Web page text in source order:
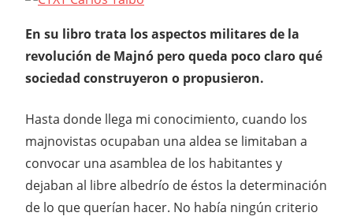
En su libro trata los aspectos militares de la
revolución de Majnó pero queda poco claro qué
sociedad construyeron o propusieron.
Hasta donde llega mi conocimiento, cuando los
majnovistas ocupaban una aldea se limitaban a
convocar una asamblea de los habitantes y
dejaban al libre albedrío de éstos la determinación
de lo que querían hacer. No había ningún criterio